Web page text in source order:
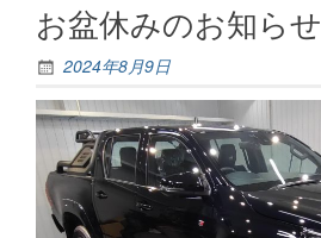
お盆休みのお知らせ
2024年8月9日